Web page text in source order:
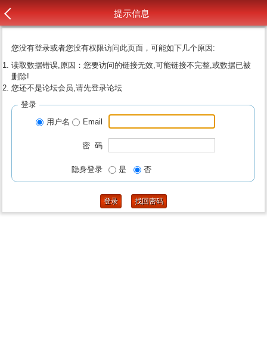
提示信息
您没有登录或者您没有权限访问此页面，可能如下几个原因:
读取数据错误,原因：您要访问的链接无效,可能链接不完整,或数据已被
删除!
您还不是论坛会员,请先登录论坛
登录
用户名
Email
密 码
隐身登录 是 否